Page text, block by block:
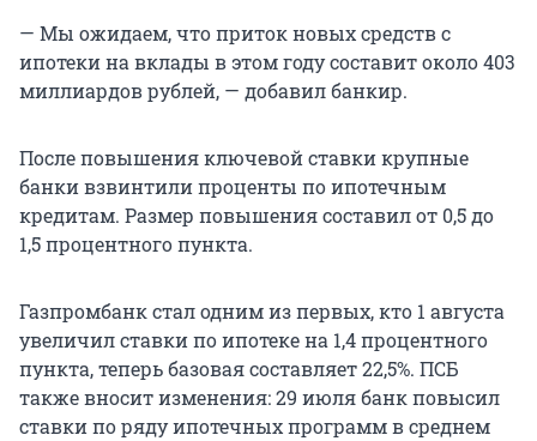
— Мы ожидаем, что приток новых средств с
ипотеки на вклады в этом году составит около 403
миллиардов рублей, — добавил банкир.
После повышения ключевой ставки крупные
банки взвинтили проценты по ипотечным
кредитам. Размер повышения составил от 0,5 до
1,5 процентного пункта.
Газпромбанк стал одним из первых, кто 1 августа
увеличил ставки по ипотеке на 1,4 процентного
пункта, теперь базовая составляет 22,5%. ПСБ
также вносит изменения: 29 июля банк повысил
ставки по ряду ипотечных программ в среднем